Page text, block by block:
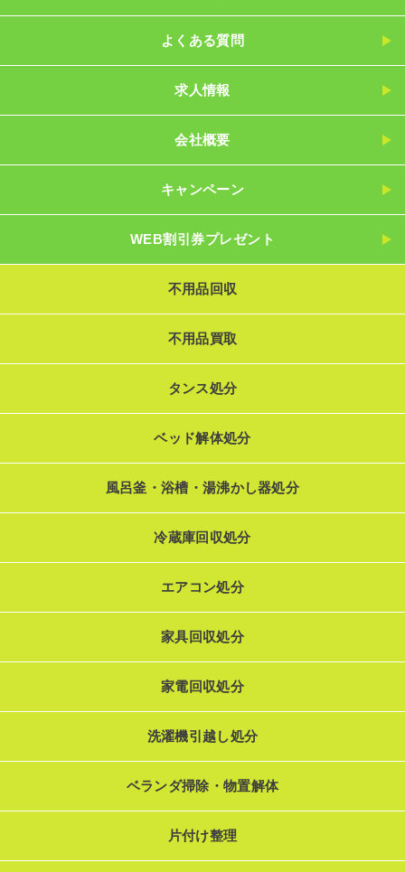
よくある質問
求人情報
会社概要
キャンペーン
WEB割引券プレゼント
不用品回収
不用品買取
タンス処分
ベッド解体処分
風呂釜・浴槽・湯沸かし器処分
冷蔵庫回収処分
エアコン処分
家具回収処分
家電回収処分
洗濯機引越し処分
ベランダ掃除・物置解体
片付け整理